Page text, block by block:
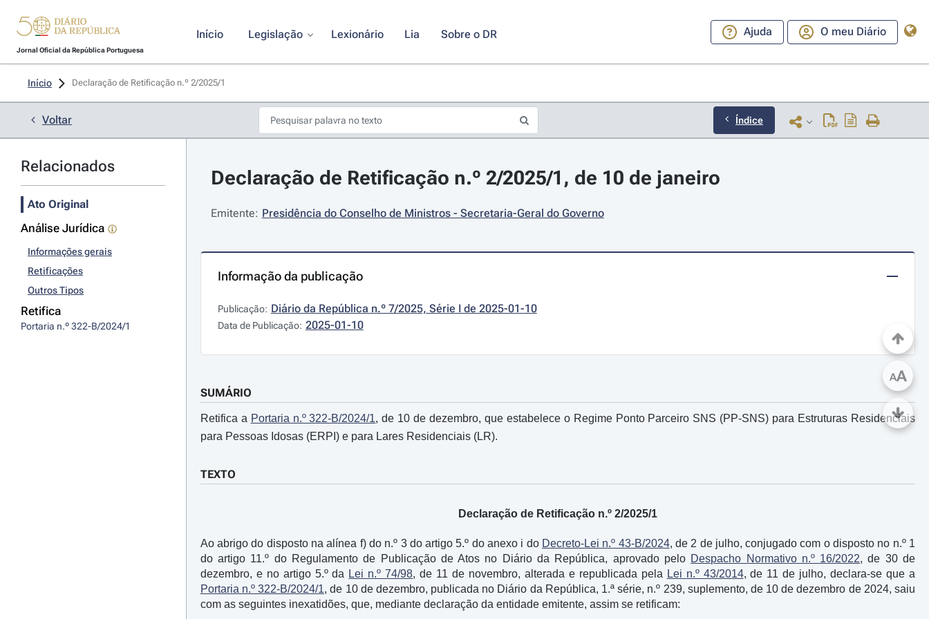
Jornal Oficial da República Portuguesa
Início Legislação Lexionário Lia Sobre o DR Ajuda O meu Diário
Início Declaração de Retificação n.º 2/2025/1
Voltar Índice
Relacionados
Ato Original
Análise Jurídica
Informações gerais
Retificações
Outros Tipos
Retifica
Portaria n.º 322-B/2024/1
Declaração de Retificação n.º 2/2025/1, de 10 de janeiro
Emitente: Presidência do Conselho de Ministros - Secretaria-Geral do Governo
Informação da publicação
Publicação: Diário da República n.º 7/2025, Série I de 2025-01-10
Data de Publicação: 2025-01-10
SUMÁRIO
Retifica a Portaria n.º 322-B/2024/1, de 10 de dezembro, que estabelece o Regime Ponto Parceiro SNS (PP-SNS) para Estruturas Residenciais
para Pessoas Idosas (ERPI) e para Lares Residenciais (LR).
TEXTO
Declaração de Retificação n.º 2/2025/1
Ao abrigo do disposto na alínea f) do n.º 3 do artigo 5.º do anexo i do Decreto-Lei n.º 43-B/2024, de 2 de julho, conjugado com o disposto no n.º 1
do artigo 11.º do Regulamento de Publicação de Atos no Diário da República, aprovado pelo Despacho Normativo n.º 16/2022, de 30 de
dezembro, e no artigo 5.º da Lei n.º 74/98, de 11 de novembro, alterada e republicada pela Lei n.º 43/2014, de 11 de julho, declara-se que a
Portaria n.º 322-B/2024/1, de 10 de dezembro, publicada no Diário da República, 1.ª série, n.º 239, suplemento, de 10 de dezembro de 2024, saiu
com as seguintes inexatidões, que, mediante declaração da entidade emitente, assim se retificam:
AA